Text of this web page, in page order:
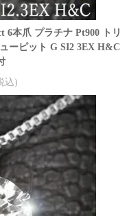
6本爪 プラチナ Pt900 トリ
ーピット G SI2 3EX H&C
込)